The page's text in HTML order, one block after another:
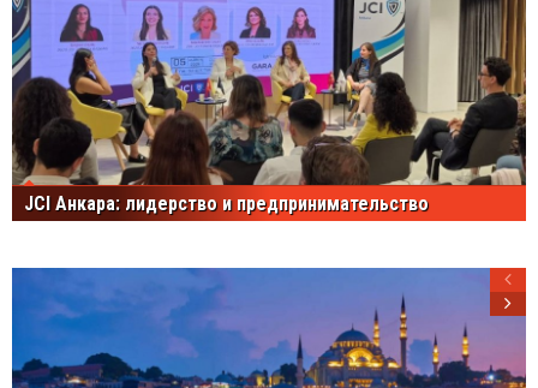
JCI Анкара: лидерство и предпринимательство